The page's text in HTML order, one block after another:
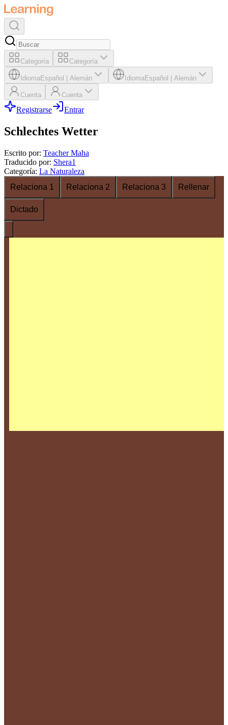
Categoría Categoría
IdiomaEspañol Alemán IdiomaEspañol Alemán
Cuenta Cuenta
Registrarse Entrar
Schlechtes Wetter
Escrito por: Teacher Maha
Traducido por: Shera1
Categoría: La Naturaleza
Relaciona 1
Relaciona 2 Relaciona 3 Rellenar
Dictado